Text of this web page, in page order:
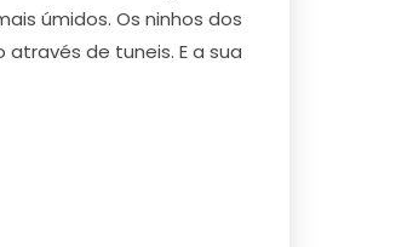
úmidos. Os ninhos dos
de tuneis. E a sua